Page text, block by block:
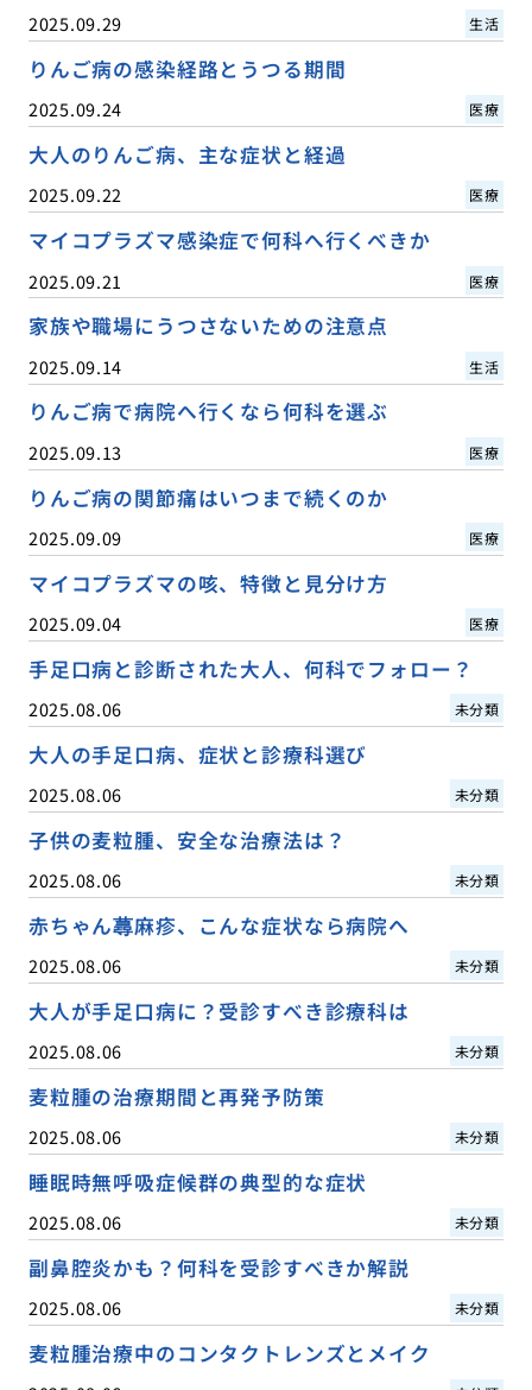
2025.09.29 生活
りんご病の感染経路とうつる期間
2025.09.24 医療
大人のりんご病、主な症状と経過
2025.09.22 医療
マイコプラズマ感染症で何科へ行くべきか
2025.09.21 医療
家族や職場にうつさないための注意点
2025.09.14 生活
りんご病で病院へ行くなら何科を選ぶ
2025.09.13 医療
りんご病の関節痛はいつまで続くのか
2025.09.09 医療
マイコプラズマの咳、特徴と見分け方
2025.09.04 医療
手足口病と診断された大人、何科でフォロー？
2025.08.06 未分類
大人の手足口病、症状と診療科選び
2025.08.06 未分類
子供の麦粒腫、安全な治療法は？
2025.08.06 未分類
赤ちゃん蕁麻疹、こんな症状なら病院へ
2025.08.06 未分類
大人が手足口病に？受診すべき診療科は
2025.08.06 未分類
麦粒腫の治療期間と再発予防策
2025.08.06 未分類
睡眠時無呼吸症候群の典型的な症状
2025.08.06 未分類
副鼻腔炎かも？何科を受診すべきか解説
2025.08.06 未分類
麦粒腫治療中のコンタクトレンズとメイク